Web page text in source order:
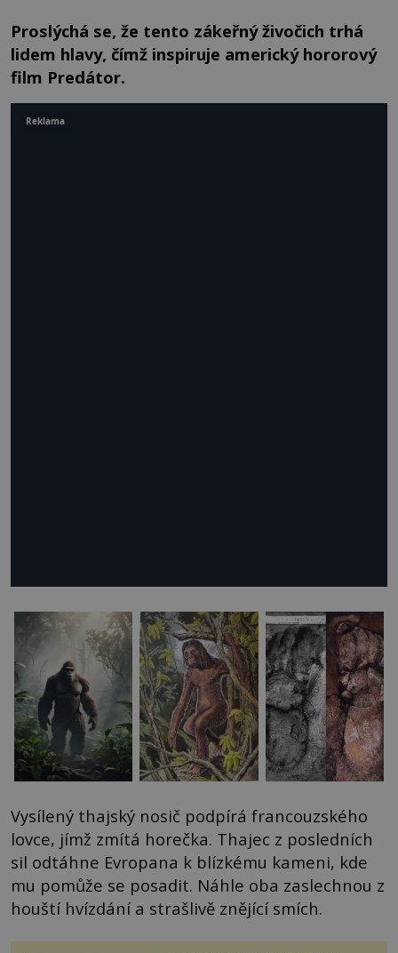
Proslýchá se, že tento zákeřný živočich trhá
lidem hlavy, čímž inspiruje americký hororový
film Predátor.
Vysílený thajský nosič podpírá francouzského
lovce, jímž zmítá horečka. Thajec z posledních
sil odtáhne Evropana k blízkému kameni, kde
mu pomůže se posadit. Náhle oba zaslechnou z
houští hvízdání a strašlivě znějící smích.
Reklama